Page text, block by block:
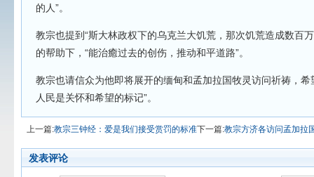
的人”。
教宗也提到“斯大林政权下的乌克兰大饥荒，那次饥荒造成数百
的帮助下，“能治癒过去的创伤，推动和平道路”。
教宗也请信众为他即将展开的缅甸和孟加拉国牧灵访问祈祷，希
人民是关怀和希望的标记”。
上一篇:教宗三钟经：爱是我们接受赏罚的标准下一篇:教宗方济各访问孟加拉
发表评论